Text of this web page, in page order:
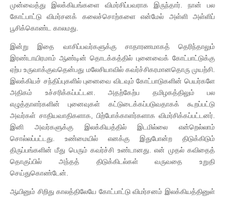
முன்வைத்து இலக்கியங்களை விமர்சிப்பவராக இருந்தார். நான் பல
கோட்பாட்டு விமர்சனக் கலைச்சொற்களை என்மேல் அள்ளி அள்ளிப்
பூசிக்கொண்ட காலமது.
இன்று இதை வாசிப்பவர்களுக்கு சாதாரணமாகத் தெரிந்தாலும்
இரண்டாயிரமாம் ஆண்டின் தொடக்கத்தில் புனைவைக் கோட்பாட்டுக்கு
ஏற்ப உருவாக்குவதென்பது மலேசியாவில் கவர்ச்சிகரமானதொரு முயற்சி.
இலக்கியச் சந்திப்புகளில் புனைவை விடவும் கோட்பாடுகளின் பெயர்களே
அதிகம் உச்சரிக்கப்பட்டன. அதற்கேற்ப தமிழகத்திலும் பல
எழுத்தாளர்களின் புனைவுகள் கட்டுடைக்கப்படுவதாகக் கூறப்பட்டு
அவர்கள் சாதியவாதிகளாக, பிற்போக்காளர்களாக விமர்சிக்கப்பட்டனர்.
இனி அவர்களுக்கு இலக்கியத்தில் இடமில்லை என்றெல்லாம்
சொல்லப்பட்டது. உண்மையில் எனக்கு இதுபோன்ற திடுக்கிடும்
திருப்பங்களின் மீது பெரும் கவர்ச்சி உண்டானது. என் முதல் கவிதைத்
தொகுப்பில் அந்தத் திடுக்கிடல்கள் வருவதை உறுதி
செய்துகொண்டேன்.
ஆயினும் சிறிது காலத்திலேயே கோட்பாட்டு விமர்சனம் இலக்கியத்தினுள்